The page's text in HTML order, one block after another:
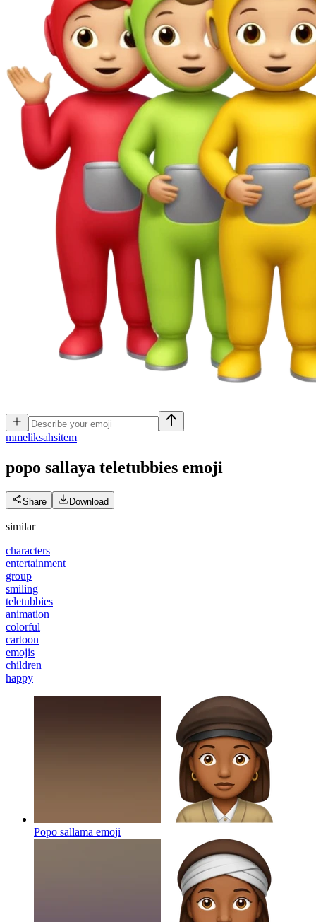
mmeliksahsitem
popo sallaya teletubbies emoji
Share Download
similar
characters
entertainment
group
smiling
teletubbies
animation
colorful
cartoon
emojis
children
happy
Popo sallama emoji